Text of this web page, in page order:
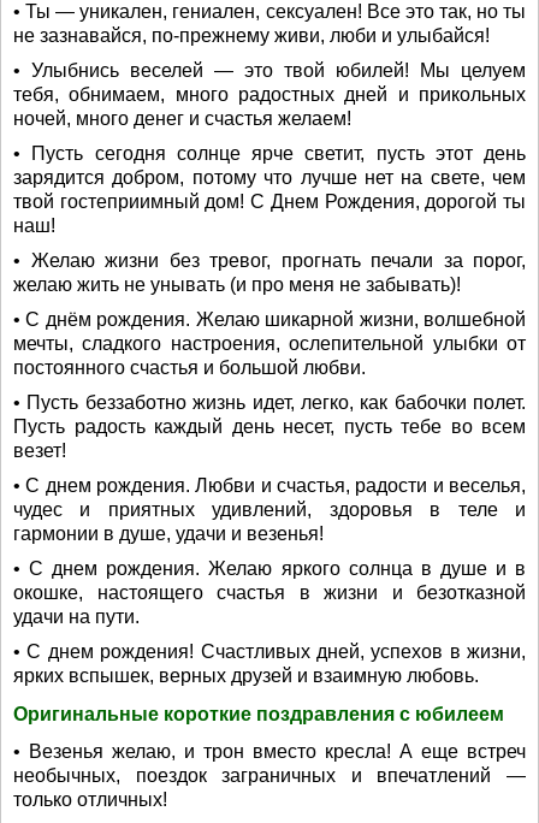
• Ты — уникален, гениален, сексуален! Все это так, но ты
не зазнавайся, по-прежнему живи, люби и улыбайся!
• Улыбнись веселей — это твой юбилей! Мы целуем
тебя, обнимаем, много радостных дней и прикольных
ночей, много денег и счастья желаем!
• Пусть сегодня солнце ярче светит, пусть этот день
зарядится добром, потому что лучше нет на свете, чем
твой гостеприимный дом! С Днем Рождения, дорогой ты
наш!
• Желаю жизни без тревог, прогнать печали за порог,
желаю жить не унывать (и про меня не забывать)!
• С днём рождения. Желаю шикарной жизни, волшебной
мечты, сладкого настроения, ослепительной улыбки от
постоянного счастья и большой любви.
• Пусть беззaботно жизнь идет, легко, как бабочки полет.
Пусть радость каждый день несет, пусть тебе во всем
везет!
• С днем рождения. Любви и счастья, радости и веселья,
чудес и приятных удивлений, здоровья в теле и
гармонии в душе, удачи и везенья!
• С днем рождения. Желаю яркого солнца в душе и в
окошке, настоящего счастья в жизни и безотказной
удачи на пути.
• С днем рождения! Счастливых дней, успехов в жизни,
ярких вспышек, верных друзей и взаимную любовь.
Оригинальные короткие поздравления с юбилеем
• Везенья желаю, и трон вместо кресла! А еще встреч
необычных, поездок заграничных и впечатлений —
только отличных!